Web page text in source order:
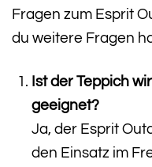
Fragen zum Esprit
du weitere Fragen
Ist der Teppich
geeignet?
Ja, der Esprit
den Einsatz im